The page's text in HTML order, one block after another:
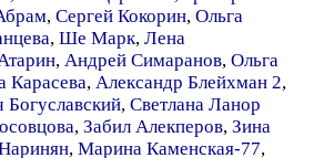
, Сергей Кокорин, Ольга
, Ше Марк, Лена
, Андрей Симаранов, Ольга
Карасева, Александр Блейхман 2,
, Светлана Ланор
, Забил Алекперов, Зина
, Марина Каменская-77,